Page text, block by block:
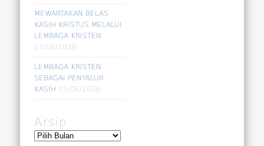
MEWARTAKAN BELAS
KASIH KRISTUS MELALUI
LEMBAGA KRISTEN
13/06/2026
LEMBAGA KRISTEN
SEBAGAI PENYALUR
KASIH 05/06/2026
Arsip
Arsip